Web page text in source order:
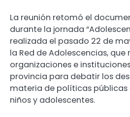
La reunión retomó el
durante la jornada
realizada el pasado 22 de
la Red de Adolescencias, que
organizaciones e
provincia para debatir los
materia de políticas públicas
niños y adolescentes.